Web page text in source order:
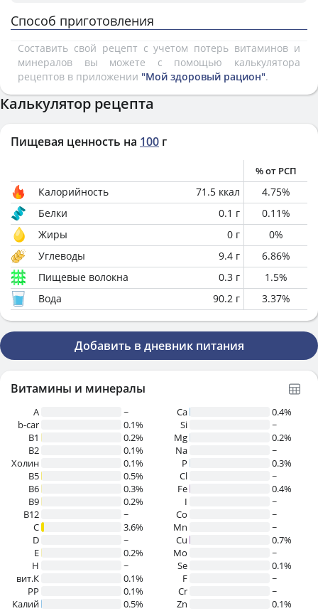
Способ приготовления
Составить свой рецепт с учетом потерь витаминов и
минералов вы можете с помощью калькулятора
рецептов в приложении "Мой здоровый рацион".
Калькулятор рецепта
Пищевая ценность на 100 г
% от РСП
Калорийность 71.5 ккал 4.75%
Белки
0.1 г 0.11%
Жиры
0 г 0%
Углеводы
9.4 г 6.86%
Пищевые волокна
0.3 г 1.5%
Вода
90.2 г 3.37%
Добавить в дневник питания
Витамины и минералы
A
~
b-car
0.1%
В1
0.2%
B2
0.1%
Холин
0.1%
B5
0.5%
B6
0.3%
B9
0.2%
B12
~
C
3.6%
D
~
E
0.2%
H
~
вит.К
0.1%
PP
0.1%
Калий
0.5%
Ca
0.4%
Si
~
Mg
0.2%
Na
~
P
0.3%
Cl
~
Fe
0.4%
I
~
Co
~
Mn
~
Cu
0.7%
Mo
~
Se
0.1%
F
~
Cr
~
Zn
0.1%